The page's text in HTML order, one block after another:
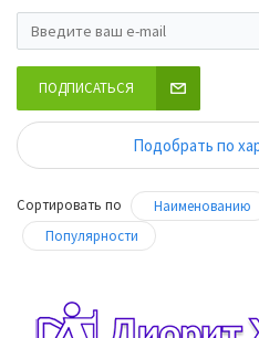
ПОДПИСАТЬСЯ
Подобрать по
Сортировать по Наименованию
Популярности